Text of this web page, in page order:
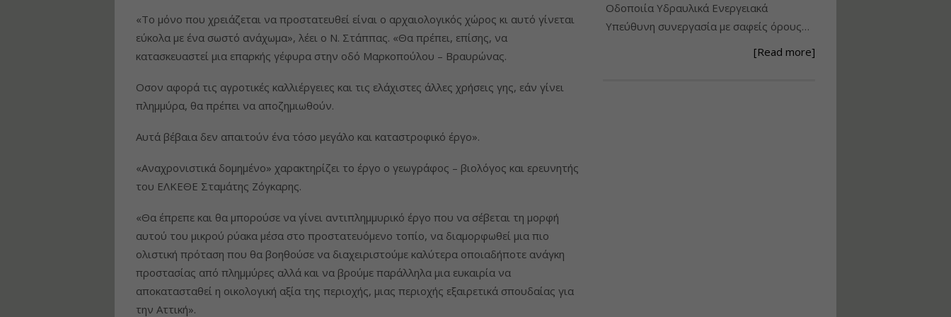
«Το μόνο που χρειάζεται να προστατευθεί είναι ο αρχαιολογικός χώρος κι αυτό γίνεται
εύκολα με ένα σωστό ανάχωμα», λέει ο Ν. Στάππας. «Θα πρέπει, επίσης, να
κατασκευαστεί μια επαρκής γέφυρα στην οδό Μαρκοπούλου – Βραυρώνας.
Οσον αφορά τις αγροτικές καλλιέργειες και τις ελάχιστες άλλες χρήσεις γης, εάν γίνει
πλημμύρα, θα πρέπει να αποζημιωθούν.
Αυτά βέβαια δεν απαιτούν ένα τόσο μεγάλο και καταστροφικό έργο».
«Αναχρονιστικά δομημένο» χαρακτηρίζει το έργο ο γεωγράφος – βιολόγος και ερευνητής
του ΕΛΚΕΘΕ Σταμάτης Ζόγκαρης.
«Θα έπρεπε και θα μπορούσε να γίνει αντιπλημμυρικό έργο που να σέβεται τη μορφή
αυτού του μικρού ρύακα μέσα στο προστατευόμενο τοπίο, να διαμορφωθεί μια πιο
ολιστική πρόταση που θα βοηθούσε να διαχειριστούμε καλύτερα οποιαδήποτε ανάγκη
προστασίας από πλημμύρες αλλά και να βρούμε παράλληλα μια ευκαιρία να
αποκατασταθεί η οικολογική αξία της περιοχής, μιας περιοχής εξαιρετικά σπουδαίας για
την Αττική».
Οδοποιία Υδραυλικά Ενεργειακά
Υπεύθυνη συνεργασία με σαφείς όρους…
[Read more]
Επίβλεψη Δημοσίων
Έργων με τον
Ν.4782/2021